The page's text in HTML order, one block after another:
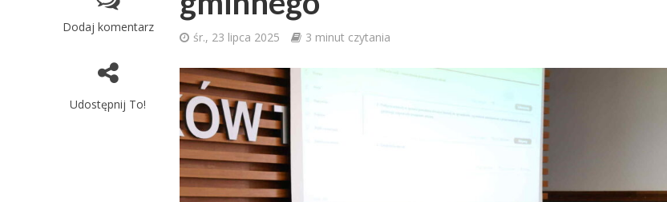
Dodaj komentarz
Udostępnij To!
śr., 23 lipca 2025 3 minut czytania